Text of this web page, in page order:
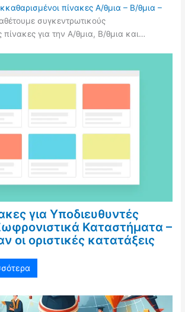
πίνακες Α/θμια – Β/θμια –
συγκεντρωτικούς
πίνακες για την Α/θμια, Β/θμια και…
για Υποδιευθυντές
Καταστήματα –
οι οριστικές κατατάξεις